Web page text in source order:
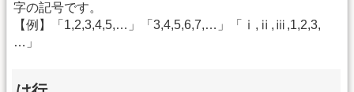
字の記号です。
【例】「1,2,3,4,5,…」「3,4,5,6,7,…」「ⅰ,ⅱ,ⅲ,1,2,3,
…」